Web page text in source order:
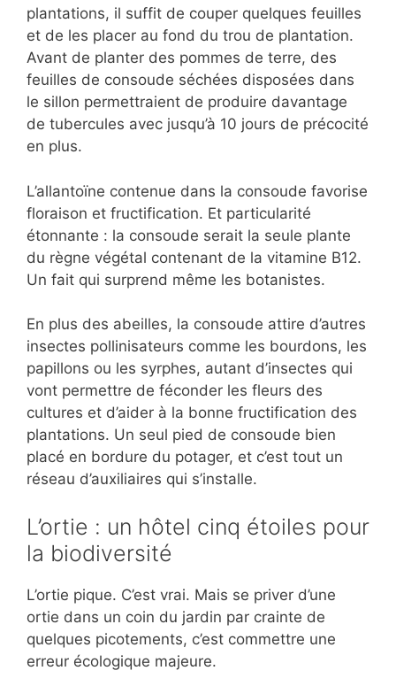
plantations, il suffit de couper quelques feuilles
et de les placer au fond du trou de plantation.
Avant de planter des pommes de terre, des
feuilles de consoude séchées disposées dans
le sillon permettraient de produire davantage
de tubercules avec jusqu’à 10 jours de précocité
en plus.
L’allantoïne contenue dans la consoude favorise
floraison et fructification. Et particularité
étonnante : la consoude serait la seule plante
du règne végétal contenant de la vitamine B12.
Un fait qui surprend même les botanistes.
En plus des abeilles, la consoude attire d’autres
insectes pollinisateurs comme les bourdons, les
papillons ou les syrphes, autant d’insectes qui
vont permettre de féconder les fleurs des
cultures et d’aider à la bonne fructification des
plantations. Un seul pied de consoude bien
placé en bordure du potager, et c’est tout un
réseau d’auxiliaires qui s’installe.
L’ortie : un hôtel cinq étoiles pour
la biodiversité
L’ortie pique. C’est vrai. Mais se priver d’une
ortie dans un coin du jardin par crainte de
quelques picotements, c’est commettre une
erreur écologique majeure.